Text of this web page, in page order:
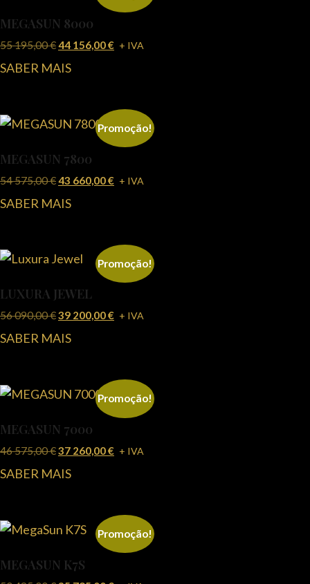
MEGASUN 8000
55 195,00€44 156,00€ + IVA
SABER MAIS
Promoção!
MEGASUN 7800
54 575,00€43 660,00€ + IVA
SABER MAIS
Promoção!
LUXURA JEWEL
56 090,00€39 200,00€ + IVA
SABER MAIS
Promoção!
MEGASUN 7000
46 575,00€37 260,00€ + IVA
SABER MAIS
Promoção!
MEGASUN K7S